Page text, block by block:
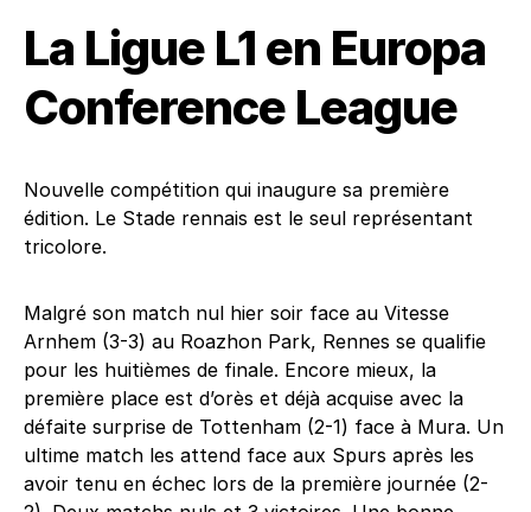
La Ligue L1 en Europa
Conference League
Nouvelle compétition qui inaugure sa première
édition. Le Stade rennais est le seul représentant
tricolore.
Malgré son match nul hier soir face au Vitesse
Arnhem (3-3) au Roazhon Park, Rennes se qualifie
pour les huitièmes de finale. Encore mieux, la
première place est d’orès et déjà acquise avec la
défaite surprise de Tottenham (2-1) face à Mura. Un
ultime match les attend face aux Spurs après les
avoir tenu en échec lors de la première journée (2-